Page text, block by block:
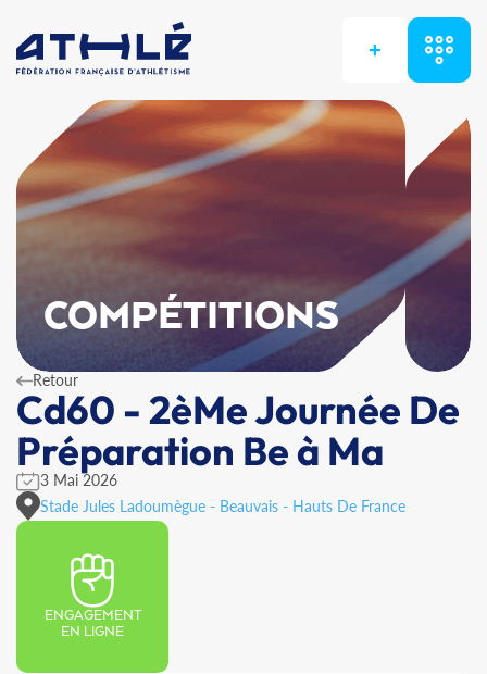
+
COMPÉTITIONS
Retour
Cd60 - 2èMe Journée De
Préparation Be à Ma
3 Mai 2026
Stade Jules Ladoumègue - Beauvais - Hauts De France
ENGAGEMENT
EN LIGNE